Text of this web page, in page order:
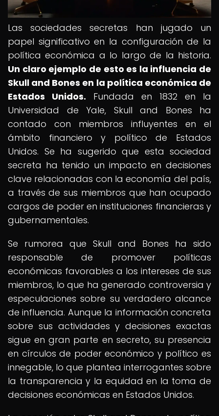
Las sociedades secretas han jugado un
papel significativo en la configuración de la
política económica a lo largo de la historia.
Un claro ejemplo de esto es la influencia de
Skull and Bones en la política económica de
Estados Unidos. Fundada en 1832 en la
Universidad de Yale, Skull and Bones ha
contado con miembros influyentes en el
ámbito financiero y político de Estados
Unidos. Se ha sugerido que esta sociedad
secreta ha tenido un impacto en decisiones
clave relacionadas con la economía del país,
a través de sus miembros que han ocupado
cargos de poder en instituciones financieras y
gubernamentales.
Se rumorea que Skull and Bones ha sido
responsable de promover políticas
económicas favorables a los intereses de sus
miembros, lo que ha generado controversia y
especulaciones sobre su verdadero alcance
de influencia. Aunque la información concreta
sobre sus actividades y decisiones exactas
sigue en gran parte en secreto, su presencia
en círculos de poder económico y político es
innegable, lo que plantea interrogantes sobre
la transparencia y la equidad en la toma de
decisiones económicas en Estados Unidos.